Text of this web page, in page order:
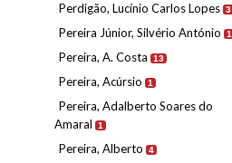
Perdigão, Lucínio Carlos Lopes 3
Pereira Júnior, Silvério António 1
Pereira, A. Costa 13
Pereira, Acúrsio 1
Pereira, Adalberto Soares do
Amaral
1
Pereira, Alberto 4